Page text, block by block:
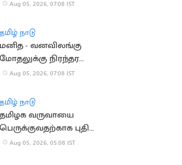
Aug 05, 2026, 07:08 IST
தமிழ் நாடு
மனித - வனவிலங்கு
மோதலுக்கு நிரந்தர
தீர்வு - நிதியமைச்சர்
Aug 05, 2026, 07:08 IST
தமிழ் நாடு
தமிழக வருவாயை
பெருக்குவதற்காக புதிய
குழு அமைப்பு
Aug 05, 2026, 05:08 IST